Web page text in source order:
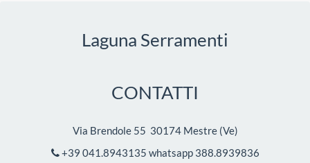
Laguna Serramenti
CONTATTI
Via Brendole 55 30174 Mestre(Ve)
+39 041.8943135 whatsapp 388.8939836